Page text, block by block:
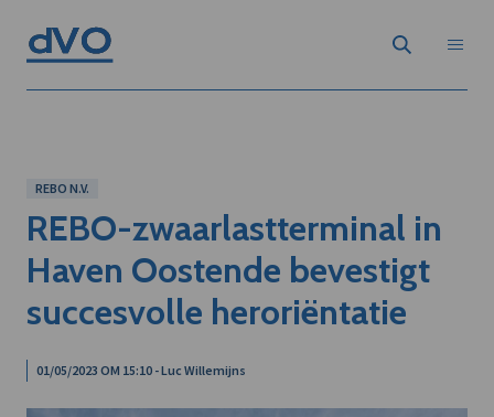
REBO N.V.
REBO-zwaarlastterminal in
Haven Oostende bevestigt
succesvolle heroriëntatie
01/05/2023 OM 15:10 - Luc Willemijns